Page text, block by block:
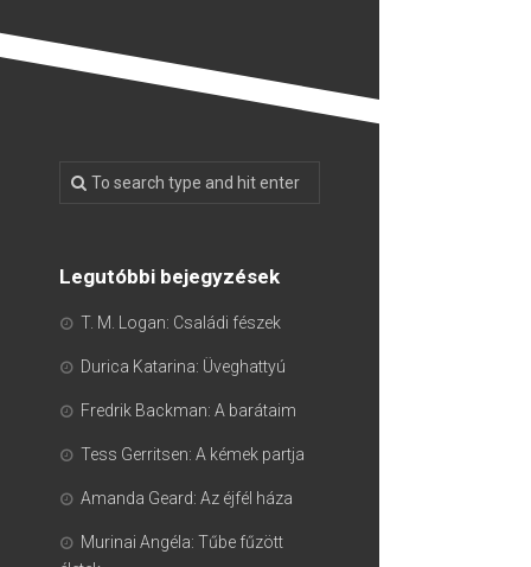
Legutóbbi bejegyzések
T. M. Logan: Családi fészek
Durica Katarina: Üveghattyú
Fredrik Backman: A barátaim
Tess Gerritsen: A kémek partja
Amanda Geard: Az éjfél háza
Murinai Angéla: Tűbe fűzött